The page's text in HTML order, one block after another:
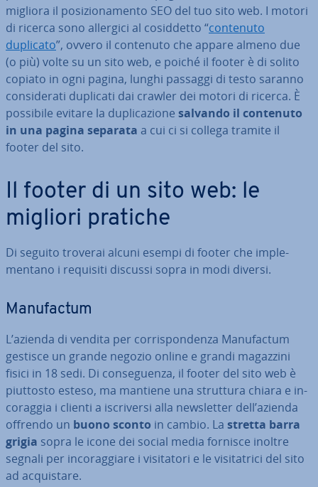
migliora il po­si­zio­na­men­to SEO del tuo sito web. I motori
di ricerca sono allergici al co­sid­det­to “contenuto
duplicato”, ovvero il contenuto che appare almeno due
(o più) volte su un sito web, e poiché il footer è di solito
copiato in ogni pagina, lunghi passaggi di testo saranno
con­si­de­ra­ti duplicati dai crawler dei motori di ricerca. È
possibile evitare la du­pli­ca­zio­ne salvando il contenuto
in una pagina separata a cui ci si collega tramite il
footer del sito.
Il footer di un sito web: le
migliori pratiche
Di seguito troverai alcuni esempi di footer che im­ple­
men­ta­no i requisiti discussi sopra in modi diversi.
Ma­nu­fac­tum
L’azienda di vendita per cor­ri­spon­den­za Ma­nu­fac­tum
gestisce un grande negozio online e grandi magazzini
fisici in 18 sedi. Di con­se­guen­za, il footer del sito web è
piuttosto esteso, ma mantiene una struttura chiara e in­
co­rag­gia i clienti a iscri­ver­si alla new­slet­ter dell’azienda
offrendo un buono sconto in cambio. La stretta barra
grigia sopra le icone dei social media fornisce inoltre
segnali per in­co­rag­gia­re i vi­si­ta­to­ri e le vi­si­ta­tri­ci del sito
ad ac­qui­sta­re.